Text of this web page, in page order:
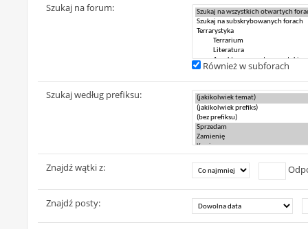
Szukaj na forum:
Również w subforach
Szukaj według prefiksu:
Znajdź wątki z:
Znajdź posty: